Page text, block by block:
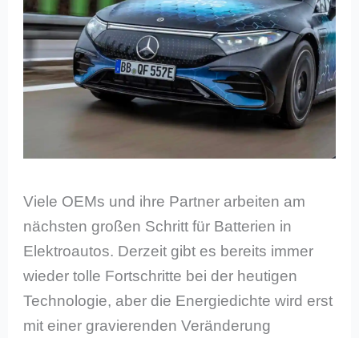
Viele OEMs und ihre Partner arbeiten am
nächsten großen Schritt für Batterien in
Elektroautos. Derzeit gibt es bereits immer
wieder tolle Fortschritte bei der heutigen
Technologie, aber die Energiedichte wird erst
mit einer gravierenden Veränderung